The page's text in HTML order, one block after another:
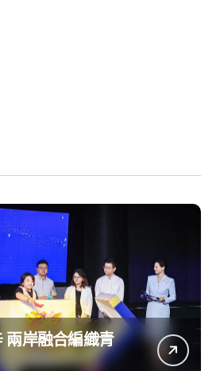
兩岸融合編織青